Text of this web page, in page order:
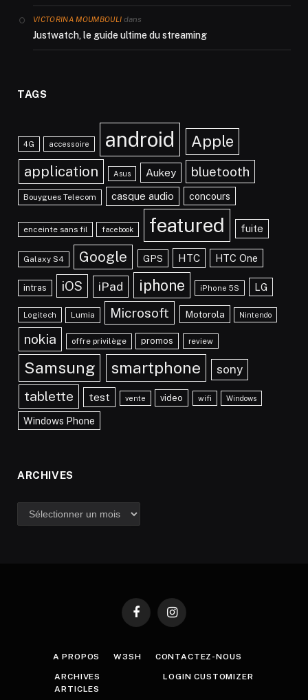
VICTORINA MOUMBOULI dans
Justwatch, le guide ultime du streaming
TAGS
4G accessoire android Apple
application Asus Aukey bluetooth
Bouygues Telecom casque audio concours
enceinte sans fil facebook featured fuite
Galaxy S4 Google GPS HTC HTC One
intras iOS iPad iphone iPhone 5S LG
Logitech Lumia Microsoft Motorola Nintendo
nokia offre privilège promos review
Samsung smartphone sony
tablette test vente video wifi Windows
Windows Phone
ARCHIVES
Archives
FacebookInstagram
A PROPOS W3SH CONTACTEZ-NOUS
ARCHIVES
ARTICLES
LOGIN CUSTOMIZER